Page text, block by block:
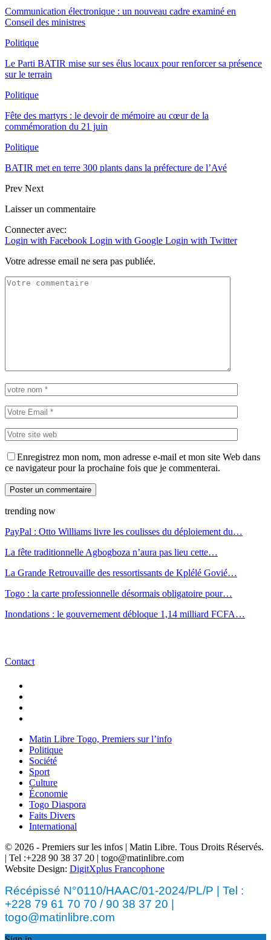
Communication électronique : un nouveau cadre examiné en
Conseil des ministres
Politique
Le Parti BATIR mise sur ses élus locaux pour renforcer sa présence
sur le terrain
Politique
Fête des martyrs : le devoir de mémoire au cœur de la
commémoration du 21 juin
Politique
BATIR met en terre 300 plants dans la préfecture de l’Avé
Prev Next
Laisser un commentaire
Connecter avec:
Login with Facebook Login with Google Login with Twitter
Votre adresse email ne sera pas publiée.
Enregistrez mon nom, mon adresse e-mail et mon site Web dans
ce navigateur pour la prochaine fois que je commenterai.
trending now
PayPal : Otto Williams livre les coulisses du déploiement du…
La fête traditionnelle Agbogboza n’aura pas lieu cette…
La Grande Retrouvaille des ressortissants de Kplélé Govié…
Togo : la carte professionnelle désormais obligatoire pour…
Inondations : le gouvernement débloque 1,14 milliard FCFA…
Contact
Matin Libre Togo, Premiers sur l’info
Politique
Société
Sport
Culture
Économie
Togo Diaspora
Faits Divers
International
© 2026 - Premiers sur les infos | Matin Libre. Tous Droits Réservés.
| Tel :+228 90 38 37 20 | togo@matinlibre.com
Website Design: DigitXplus Francophone
Récépissé N°0110/HAAC/01-2024/PL/P | Tel :
+228 79 61 70 70 / 90 38 37 20 |
togo@matinlibre.com